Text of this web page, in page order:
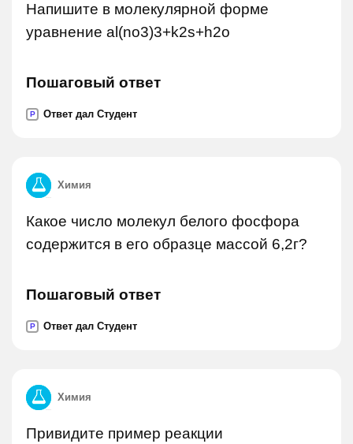
Напишите в молекулярной форме
уравнение al(no3)3+k2s+h2o
Пошаговый ответ
P Ответ дал Студент
Химия
Какое число молекул белого фосфора
содержится в его образце массой 6,2г?
Пошаговый ответ
P Ответ дал Студент
Химия
Привидите пример реакции